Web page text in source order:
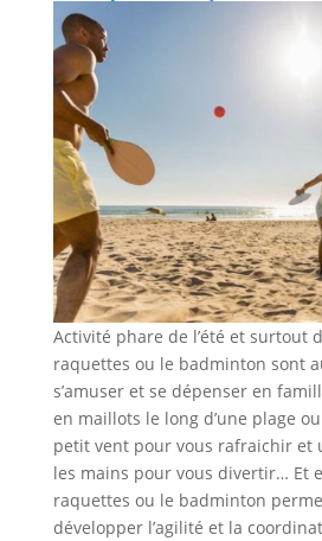
Activité phare de l’été et surtout
raquettes ou le badminton sont
s’amuser et se dépenser en
en maillots le long d’une plage
petit vent pour vous rafraichir et
les mains pour vous divertir… Et
raquettes ou le badminton
développer l’agilité et la